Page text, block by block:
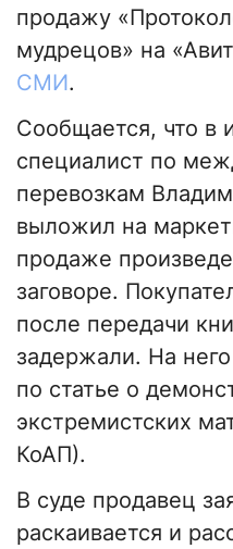
продажу
мудрецов» на
СМИ.
Сообщается, что в
специалист по
перевозкам
выложил на
продаже
заговоре.
после передачи
задержали. На
по статье о
экстремистских
КоАП).
В суде продавец
раскаивается и